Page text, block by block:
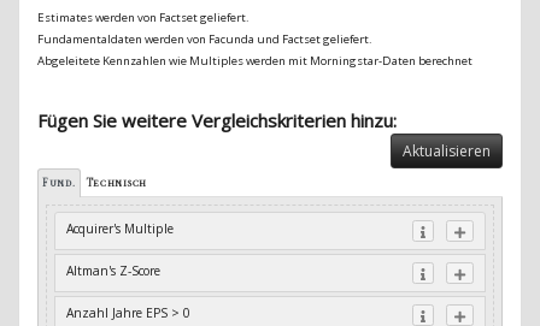
Estimates werden von Factset geliefert.
Fundamentaldaten werden von Facunda und Factset geliefert.
Abgeleitete Kennzahlen wie Multiples werden mit Morningstar-Daten berechnet
Fügen Sie weitere Vergleichskriterien hinzu:
Aktualisieren
Fund. Technisch
Acquirer's Multiple
Altman's Z-Score
Anzahl Jahre EPS > 0